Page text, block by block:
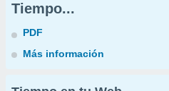
Tiempo...
PDF
Más información